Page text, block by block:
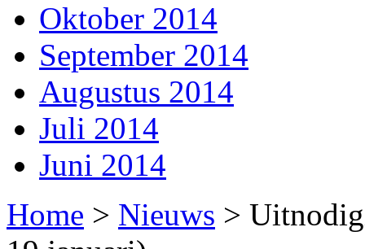
Oktober 2014
September 2014
Augustus 2014
Juli 2014
Juni 2014
Home > Nieuws >